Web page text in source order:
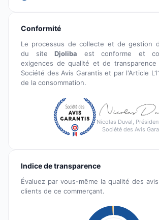
Conformité
Le processus de collecte et de gestion
du siteDjoliba est conforme et
exigences de qualité et de
Société des Avis Garantis et par l'Article
de la consommation.
Nicolas Duval,
Société des Avis
Indice de transparence
Évaluez par vous-même la qualité des
clients de ce commerçant.